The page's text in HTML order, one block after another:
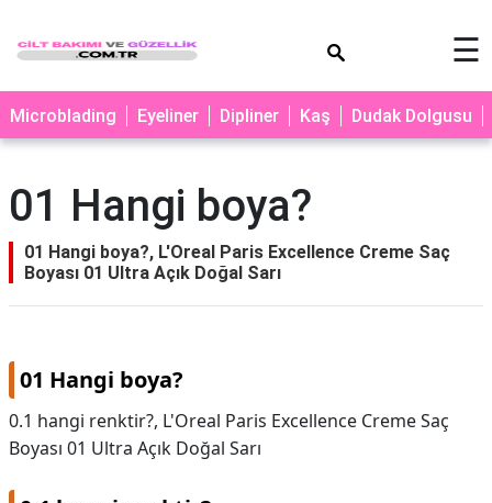
MAKYAJ
MİCROBLADİNG
LAZER
EPİLASYON
PROTEZ
TIRNAK
BAKIMI
CİLT
☰
Microblading Eyeliner Dipliner Kaş Dudak Dolgusu
01 Hangi boya?
01 Hangi boya?, L'Oreal Paris Excellence Creme Saç
Boyası 01 Ultra Açık Doğal Sarı
01 Hangi boya?
0.1 hangi renktir?, L'Oreal Paris Excellence Creme Saç
Boyası 01 Ultra Açık Doğal Sarı